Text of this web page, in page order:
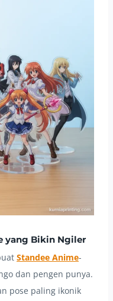
yang Bikin Ngiler
Standee Anime-
dan pengen punya.
pose paling ikonik